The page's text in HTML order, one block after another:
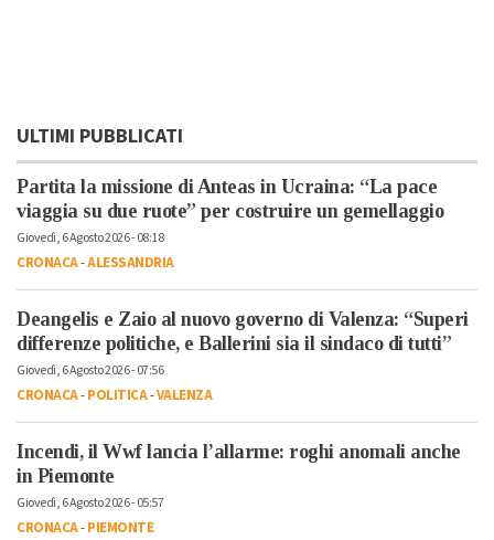
ULTIMI PUBBLICATI
Partita la missione di Anteas in Ucraina: “La pace
viaggia su due ruote” per costruire un gemellaggio
Giovedì, 6 Agosto 2026 - 08:18
CRONACA-ALESSANDRIA
Deangelis e Zaio al nuovo governo di Valenza: “Superi
differenze politiche, e Ballerini sia il sindaco di tutti”
Giovedì, 6 Agosto 2026 - 07:56
CRONACA-POLITICA-VALENZA
Incendi, il Wwf lancia l’allarme: roghi anomali anche
in Piemonte
Giovedì, 6 Agosto 2026 - 05:57
CRONACA-PIEMONTE